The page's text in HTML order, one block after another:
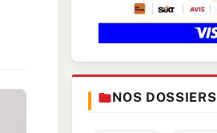
NOS DOSSIERS